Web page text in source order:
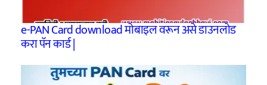
e-PAN Card download मोबाइल वरून असे डाउनलोड
करा पॅन कार्ड |